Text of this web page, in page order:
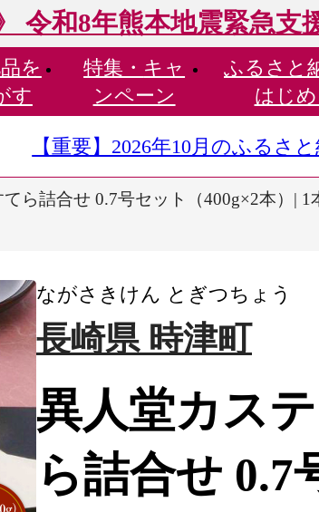
令和8年熊本地震緊急支
を
す
特集・ キャ
ンペーン
ふるさと
はじ
【重要】2026年10月のふるさ
ら詰合せ 0.7号セット（400g×2本）|
ながさきけん とぎつちょう
長崎県 時津町
異人堂カス
ら詰合せ 0.7